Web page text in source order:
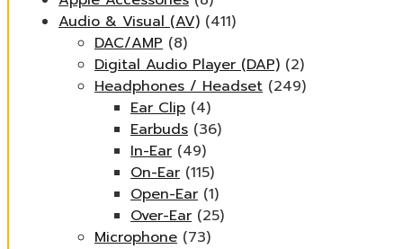
Audio & Visual (AV) (411)
DAC/AMP (8)
Digital Audio Player (DAP) (2)
Headphones / Headset (249)
Ear Clip (4)
Earbuds (36)
In-Ear (49)
On-Ear (115)
Open-Ear (1)
Over-Ear (25)
Microphone (73)